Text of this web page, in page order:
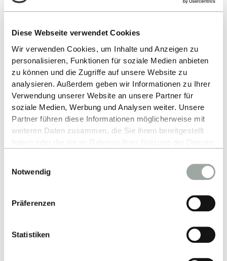
Diese Webseite verwendet Cookies
Wir verwenden Cookies, um Inhalte und Anzeigen zu
personalisieren, Funktionen für soziale Medien anbieten
zu können und die Zugriffe auf unsere Website zu
analysieren. Außerdem geben wir Informationen zu Ihrer
Verwendung unserer Website an unsere Partner für
soziale Medien, Werbung und Analysen weiter. Unsere
Partner führen diese Informationen möglicherweise mit
weiteren Daten zusammen, die Sie ihnen bereitgestellt
Alles zum Thema Cookies und personenbezogene
Datenverarbeitung entnehmen Sie unserer
Notwendig
Präferenzen
Statistiken
Nach oben